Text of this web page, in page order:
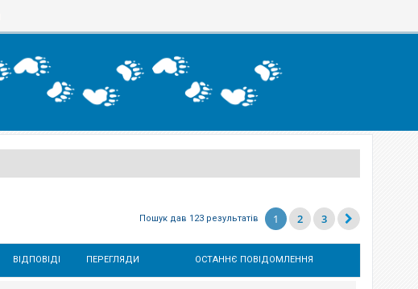
Пошук дав 123 результатів 1 2 3
ВІДПОВІДІ ПЕРЕГЛЯДИ ОСТАННЄ ПОВІДОМЛЕННЯ